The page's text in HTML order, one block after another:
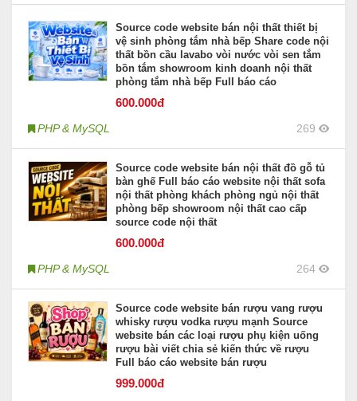
Source code website bán nội thất thiết bị
vệ sinh phòng tắm nhà bếp Share code nội
thất bồn cầu lavabo vòi nước vòi sen tắm
bồn tắm showroom kinh doanh nội thất
phòng tắm nhà bếp Full báo cáo
600.000đ
PHP & MySQL 269
Source code website bán nội thất đồ gỗ tủ
bàn ghế Full báo cáo website nội thất sofa
nội thất phòng khách phòng ngủ nội thất
phòng bếp showroom nội thất cao cấp
source code nội thất
600.000đ
PHP & MySQL 264
Source code website bán rượu vang rượu
whisky rượu vodka rượu mạnh Source
website bán các loại rượu phụ kiện uống
rượu bài viết chia sẻ kiến thức về rượu
Full báo cáo website bán rượu
999.000đ